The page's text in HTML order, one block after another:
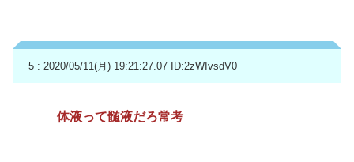
5 : 2020/05/11(月) 19:21:27.07 ID:2zWIvsdV0
体液って髄液だろ常考